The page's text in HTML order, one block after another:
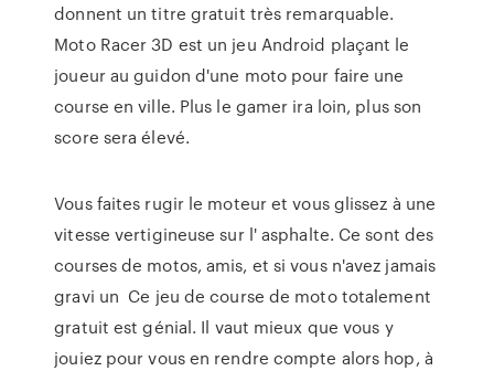
donnent un titre gratuit très remarquable.
Moto Racer 3D est un jeu Android plaçant le
joueur au guidon d'une moto pour faire une
course en ville. Plus le gamer ira loin, plus son
score sera élevé.
Vous faites rugir le moteur et vous glissez à une
vitesse vertigineuse sur l' asphalte. Ce sont des
courses de motos, amis, et si vous n'avez jamais
gravi un Ce jeu de course de moto totalement
gratuit est génial. Il vaut mieux que vous y
jouiez pour vous en rendre compte alors hop, à